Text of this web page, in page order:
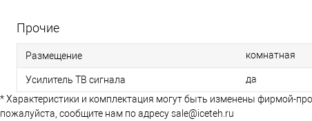
Прочие
Размещение комнатная
Усилитель ТВ сигнала
да
* Характеристики и комплектация могут быть изменены фирмой-
пожалуйста, сообщите нам по адресу sale@iceteh.ru